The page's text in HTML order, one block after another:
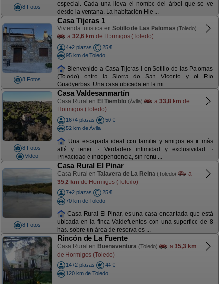
8 Fotos
especial. Cada una lleva el nombe del árbol que se ve
desde la ventana. La habitación Hie ...
8 Fotos
Casa Tijeras 1
Vivienda turística en Sotillo de Las Palomas (Toledo)
a 32,6 km de Hormigos (Toledo)
4+2 plazas
25 €
95 km de Toledo
Bienvenido a Casa Tijeras I en Sotillo de las Palomas
(Toledo) entre la Sierra de San Vicente y el Río
Guadyerbas. Una casa ubicada en la mi ...
8 Fotos
Video
Casa Valdesanmartín
Casa Rural en El Tiemblo (Ávila) a 33,8 km de
Hormigos (Toledo)
16+4 plazas
50 €
52 km de Ávila
Una escapada ideal con familia y amigos es ir más
allá y tener: · Verdadera intimidad y exclusividad. ·
Privacidad e independencia, sin renu ...
8 Fotos
Casa Rural El Pinar
Casa Rural en Talavera de La Reina (Toledo)
a
35,2 km de Hormigos (Toledo)
7+2 plazas
25 €
70 km de Toledo
Casa Rural El Pinar, es una casa encantada que está
ubicada en la finca Valdefuentes con una superfice de 8
has. sobre un área de reserva es ...
Rincón de La Fuente
Casa Rural en Buenaventura (Toledo) a 35,3 km
de Hormigos (Toledo)
14+2 plazas
44 €
120 km de Toledo